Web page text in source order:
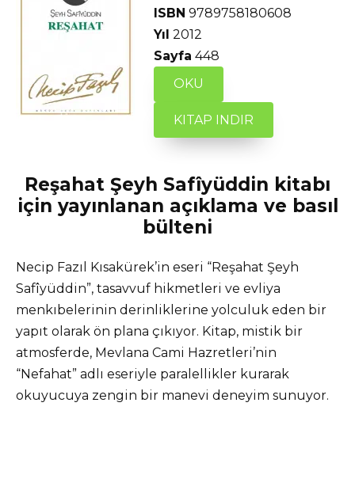
ISBN 9789758180608
Yıl 2012
Sayfa 448
OKU
KITAP INDIR
Reşahat Şeyh Safîyüddin kitabı
için yayınlanan açıklama ve basıl
bülteni
Necip Fazıl Kısakürek’in eseri “Reşahat Şeyh
Safîyüddin”, tasavvuf hikmetleri ve evliya
menkıbelerinin derinliklerine yolculuk eden bir
yapıt olarak ön plana çıkıyor. Kitap, mistik bir
atmosferde, Mevlana Cami Hazretleri’nin
“Nefahat” adlı eseriyle paralellikler kurarak
okuyucuya zengin bir manevi deneyim sunuyor.